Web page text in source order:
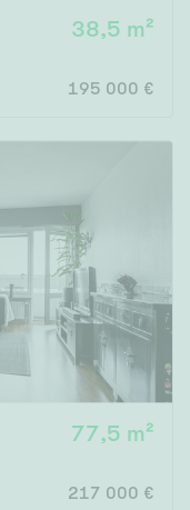
38,5 m²
195 000 €
77,5 m²
217 000 €